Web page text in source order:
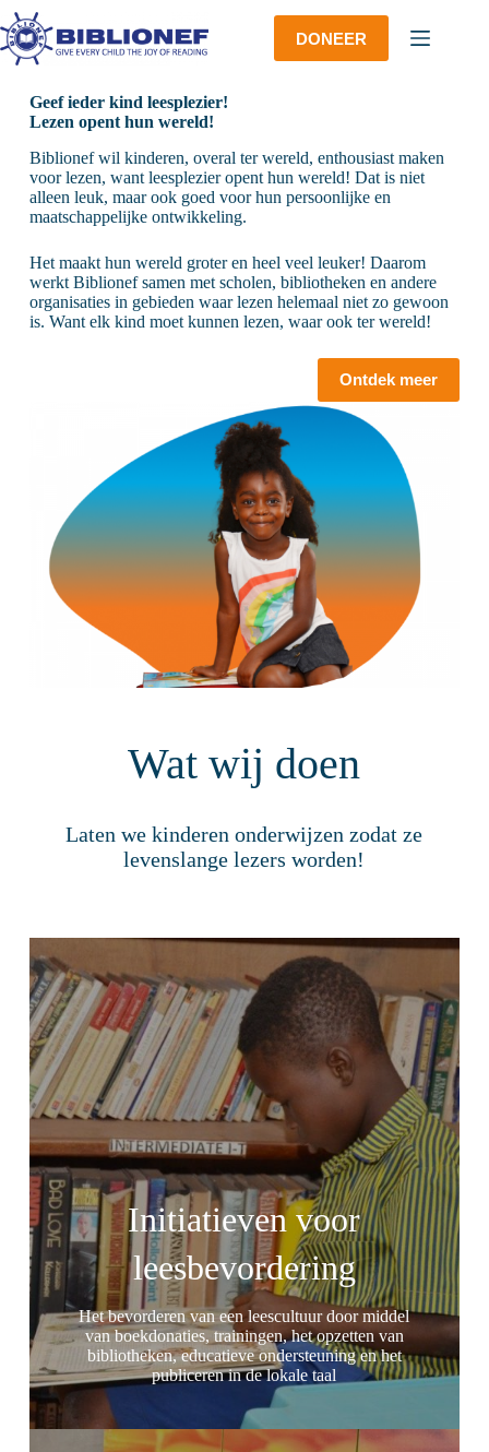
Ga
naar
de
inhoud
DONEER
Geef ieder kind leesplezier!
Lezen opent hun wereld!
Biblionef wil kinderen, overal ter wereld, enthousiast maken
voor lezen, want leesplezier opent hun wereld! Dat is niet
alleen leuk, maar ook goed voor hun persoonlijke en
maatschappelijke ontwikkeling.
Het maakt hun wereld groter en heel veel leuker! Daarom
werkt Biblionef samen met scholen, bibliotheken en andere
organisaties in gebieden waar lezen helemaal niet zo gewoon
is. Want elk kind moet kunnen lezen, waar ook ter wereld!
Ontdek meer
Wat wij doen
Laten we kinderen onderwijzen zodat ze
levenslange lezers worden!
Initiatieven voor
leesbevordering
Het bevorderen van een leescultuur door middel
van boekdonaties, trainingen, het opzetten van
bibliotheken, educatieve ondersteuning en het
publiceren in de lokale taal